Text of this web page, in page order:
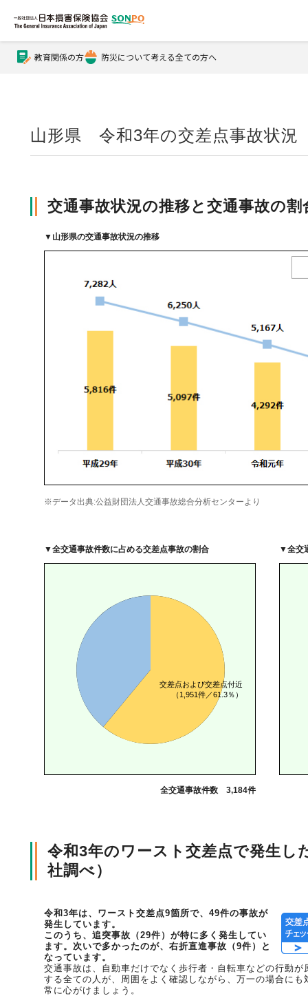
公式Xアカウント
損害保険とは？トップ
地震保険
傷害保険
医療・介護保険
個人賠償責任保険
風水雪災等による損害を補償する損害保険
協会の活動・概要
協会の活動・概要トップ
業務・財務等に関する資料
規範、方針、指針・基準、ガイドライン等
採用情報
所在地（本部・支部）
損害保険お役立ち情報
損害保険会社の概況
各社の商品について
お客様の声を受けた取り組み
保険金の支払状況（第三分野）
試験・研修トップ
損害保険代理店について
「損害保険登録鑑定人」認定試験
アジャスター試験
交通事故医療研究助成
統計・刊行物・報告書
統計・刊行物・報告書トップ
刊行物・報告書
お知らせ
お知らせトップ
最新情報
協会ニュースリリース
会員各社ニュースリリース
協会からのお知らせ
協会各地の活動
相談・通報等窓口
相談・通報等窓口トップ
損害保険の相談窓口
自然災害損保契約のご照会
他の紛争解決機関等
通報等窓口
English
教育関係の方 防災について考える全ての方へ
山形県 令和3年の交差点事故状況
交通事故状況の推移と交通事故の割
▼ 山形県の交通事故状況の推移
※データ出典:公益財団法人交通事故総合分析センターより
▼全交通事故件数に占める交差点事故の割合
全交通事故件数 3,184件
▼全交
令和3年のワースト交差点で発生し
社調べ）
令和3年は、ワースト交差点9箇所で、49件の事故が
発生しています。
このうち、追突事故（29件）が特に多く発生してい
ます。次いで多かったのが、右折直進事故（9件）と
なっています。
交通事故は、自動車だけでなく歩行者・自転車などの行動
する全ての人が、周囲をよく確認しながら、万一の場合に
常に心がけましょう。